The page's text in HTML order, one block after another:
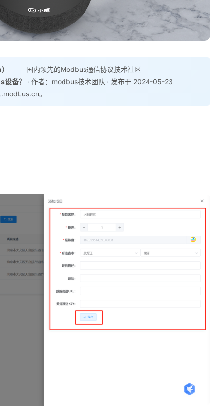
—— 国内领先的Modbus通信协议技术社区
备？
· 作者：modbus技术团队 · 发布于 2024-05-23
。